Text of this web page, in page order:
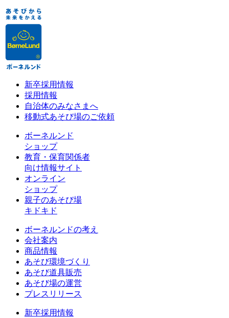
新卒採用情報
採用情報
自治体のみなさまへ
移動式あそび場のご依頼
ボーネルンド
ショップ
教育・保育関係者
向け情報サイト
オンライン
ショップ
親子のあそび場
キドキド
ボーネルンドの考え
会社案内
商品情報
あそび環境づくり
あそび道具販売
あそび場の運営
プレスリリース
新卒採用情報